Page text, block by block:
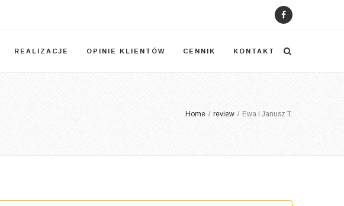
REALIZACJE OPINIE KLIENTÓW CENNIK KONTAKT
Home / review / Ewa i Janusz T.